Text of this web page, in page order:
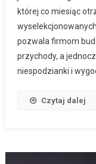
której co miesiąc
pozwala firmom
przychody, a
niespodzianki i
Czytaj dalej